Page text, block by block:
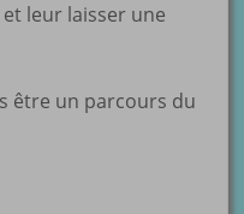
leur laisser une
être un parcours du